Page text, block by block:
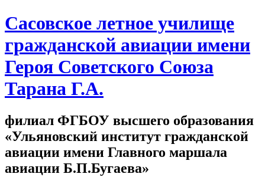
Сасовское летное училище
гражданской авиации имени
Героя Советского Союза
Тарана Г.А.
филиал ФГБОУ высшего образования
«Ульяновский институт гражданской
авиации имени Главного маршала
авиации Б.П.Бугаева»